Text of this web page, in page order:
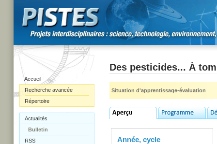
Accueil
Recherche avancée
Répertoire
Actualités
Bulletin
RSS
Des pesticides... À
Situation d'apprentissage-évaluation
Année, cycle